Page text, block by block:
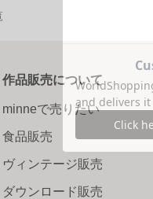
作品販売について
minneで売りたい
食品販売
ヴィンテージ販売
ダウンロード販売